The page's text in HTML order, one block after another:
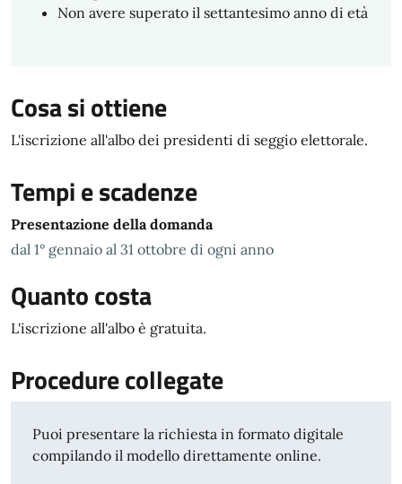
Non avere superato il settantesimo anno di età
Cosa si ottiene
L'iscrizione all'albo dei presidenti di seggio elettorale.
Tempi e scadenze
Presentazione della domanda
dal 1° gennaio al 31 ottobre di ogni anno
Quanto costa
L'iscrizione all'albo è gratuita.
Procedure collegate
Puoi presentare la richiesta in formato digitale
compilando il modello direttamente online.